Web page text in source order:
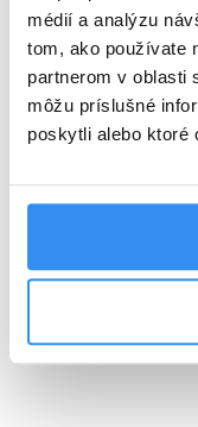
médií a analýzu
tom, ako používate
partnerom v oblasti
môžu príslušné
poskytli alebo